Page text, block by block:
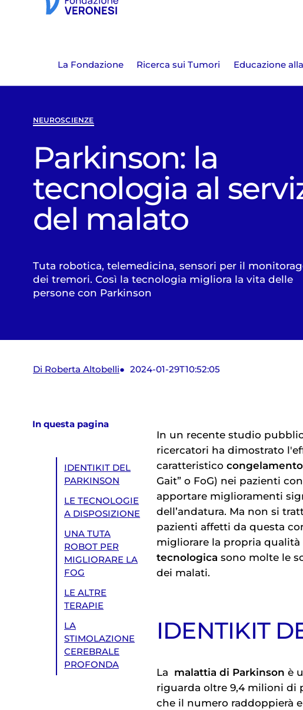
La Fondazione Ricerca sui Tumori Educazione
NEUROSCIENZE
Parkinson: la
tecnologia al
del malato
Tuta robotica, telemedicina, sensori per il
dei tremori. Così la tecnologia migliora la vita delle
persone con Parkinson
Di Roberta Altobelli 2024-01-29T10:52:05
In questa pagina
IDENTIKIT DEL
PARKINSON
LE TECNOLOGIE
A DISPOSIZIONE
UNA TUTA
ROBOT PER
MIGLIORARE LA
FOG
LE ALTRE
TERAPIE
LA
STIMOLAZIONE
CEREBRALE
PROFONDA
In un recente studio
ricercatori ha dimostrato
caratteristico
Gait” o FoG) nei pazienti con
apportare miglioramenti
dell’andatura. Ma non si
pazienti affetti da questa
migliorare la propria qualità
tecnologica sono molte le
dei malati.
IDENTIKIT
La malattia di Parkinson è
riguarda oltre 9,4 milioni di
che il numero raddoppierà